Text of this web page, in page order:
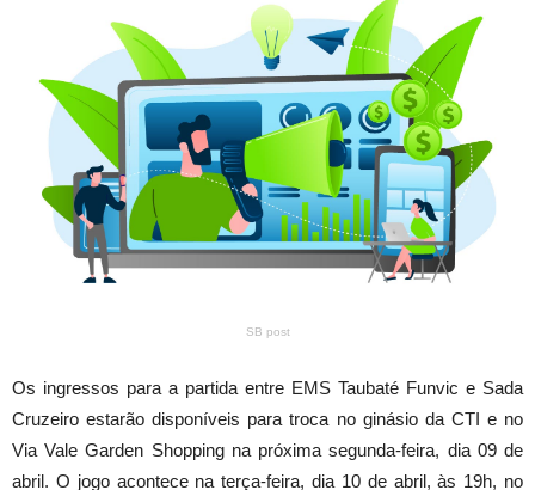
SB post
Os ingressos para a partida entre EMS Taubaté Funvic e Sada
Cruzeiro estarão disponíveis para troca no ginásio da CTI e no
Via Vale Garden Shopping na próxima segunda-feira, dia 09 de
abril. O jogo acontece na terça-feira, dia 10 de abril, às 19h, no